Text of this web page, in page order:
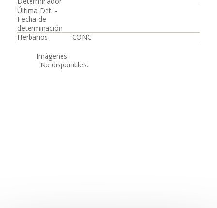
Última Det. -
Fecha de
determinación
Herbarios
CONC
Imágenes
No disponibles..